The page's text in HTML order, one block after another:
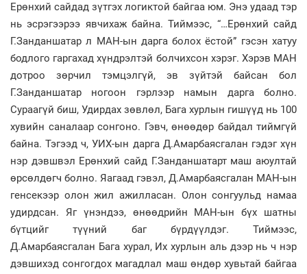
Ерөнхий сайдад зүтгэх логиктой байгаа юм. Энэ удаад тэр
нь эсрэгээрээ явчихаж байна. Тиймээс, “…Ерөнхий сайд
Г.Занданшатар л МАН-ын дарга болох ёстой” гэсэн хатуу
бодлого гаргахад хүндрэлтэй болчихсон хэрэг. Хэрэв МАН
дотроо зөрчил тэмцэлгүй, эв зүйтэй байсан бол
Г.Занданшатар ногоон гэрлээр намын дарга болно.
Сураагүй биш, Удирдах зөвлөл, Бага хурлын гишүүд нь 100
хувийн саналаар сонгоно. Гэвч, өнөөдөр байдал тиймгүй
байна. Тэгээд ч, УИХ-ын дарга Д.Амарбаясгалан гэдэг хүн
нэр дэвшвэл Ерөнхий сайд Г.Занданшатарт маш аюултай
өрсөлдөгч болно. Яагаад гэвэл, Д.Амарбаясгалан МАН-ын
генсекээр олон жил ажилласан. Олон сонгуульд намаа
удирдсан. Яг үнэндээ, өнөөдрийн МАН-ын бүх шатны
бүтцийг түүний баг бүрдүүлдэг. Тиймээс,
Д.Амарбаясгалан Бага хурал, Их хурлын аль дээр нь ч нэр
дэвшихэд сонгогдох магадлал маш өндөр хувьтай байгаа